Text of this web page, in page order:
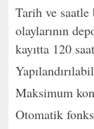
Tarih ve saatle
olaylarının
kayıtta 120
Maksimum
Otomatik